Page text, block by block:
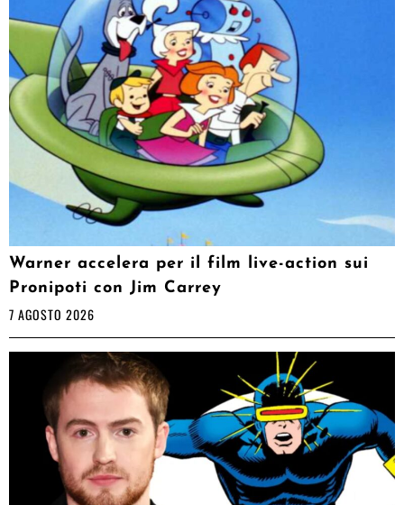
Warner accelera per il film live-action sui
Pronipoti con Jim Carrey
7 AGOSTO 2026